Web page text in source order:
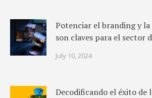
Potenciar el branding y
son claves para el sector
July 10, 2024
Decodificando el éxito de